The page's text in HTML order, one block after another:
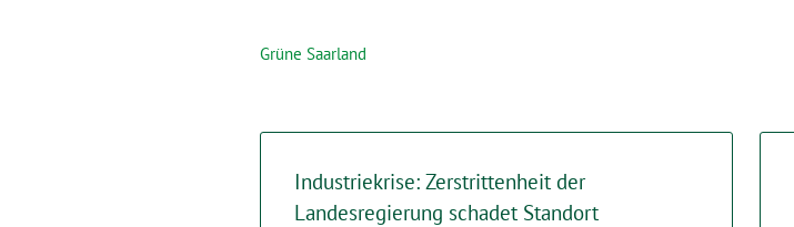
Grüne Saarland
Industriekrise: Zerstrittenheit der
Landesregierung schadet Standort